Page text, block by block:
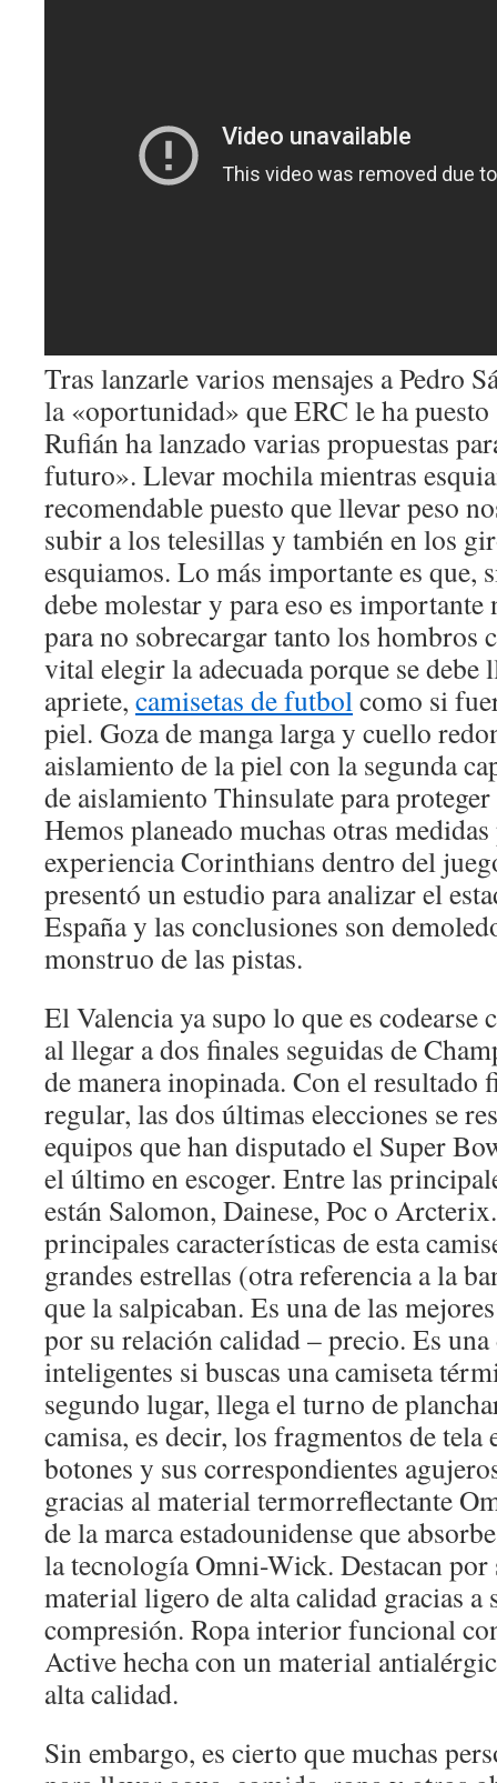
Tras lanzarle varios mensajes a Pedro
la «oportunidad» que ERC le ha
Rufián ha lanzado varias propuestas
futuro». Llevar mochila mientras
recomendable puesto que llevar peso
subir a los telesillas y también en los
esquiamos. Lo más importante es que,
debe molestar y para eso es importante
para no sobrecargar tanto los hombros
vital elegir la adecuada porque se debe
apriete, camisetas de futbolcomo si
piel. Goza de manga larga y cuello
aislamiento de la piel con la segunda
de aislamiento Thinsulate para
Hemos planeado muchas otras
experiencia Corinthians dentro del
presentó un estudio para analizar el
España y las conclusiones son
monstruo de las pistas.
El Valencia ya supo lo que es codearse
al llegar a dos finales seguidas de
de manera inopinada. Con el resultado
regular, las dos últimas elecciones se
equipos que han disputado el Super
el último en escoger. Entre las
están Salomon, Dainese, Poc o
principales características de esta
grandes estrellas (otra referencia a la
que la salpicaban. Es una de las
por su relación calidad – precio. Es una
inteligentes si buscas una camiseta
segundo lugar, llega el turno de
camisa, es decir, los fragmentos de tela
botones y sus correspondientes
gracias al material termorreflectante
de la marca estadounidense que
la tecnología Omni-Wick. Destacan
material ligero de alta calidad gracias a
compresión. Ropa interior funcional
Active hecha con un material
alta calidad.
Sin embargo, es cierto que muchas